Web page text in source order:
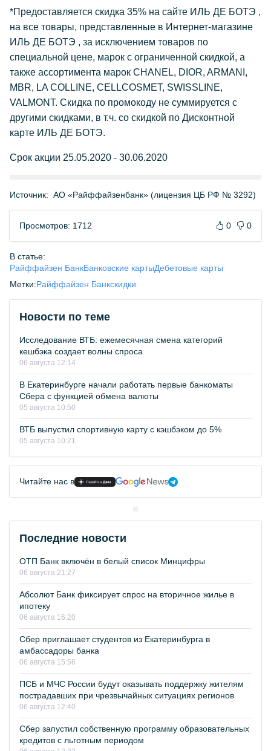
*Предоставляется скидка 35% на сайте ИЛЬ ДЕ БОТЭ ,
на все товары, представленные в Интернет-магазине
ИЛЬ ДЕ БОТЭ , за исключением товаров по
специальной цене, марок с ограниченной скидкой, а
также ассортимента марок CHANEL, DIOR, ARMANI,
MBR, LA COLLINE, CELLCOSMET, SWISSLINE,
VALMONT. Скидка по промокоду не суммируется с
другими скидками, в т.ч. со скидкой по Дисконтной
карте ИЛЬ ДЕ БОТЭ.
Срок акции 25.05.2020 - 30.06.2020
Источник: АО «Райффайзенбанк» (лицензия ЦБ РФ № 3292)
Просмотров: 1712 0 0
В статье:
Райффайзен БанкБанковские картыДебетовые карты
Метки:Райффайзен Банкскидки
Новости по теме
Исследование ВТБ: ежемесячная смена категорий
кешбэка создает волны спроса
06 августа 12:14
В Екатеринбурге начали работать первые банкоматы
Сбера с функцией обмена валюты
05 августа 10:50
ВТБ выпустил спортивную карту с кэшбэком до 5%
05 августа 10:21
Читайте нас в
Последние новости
ОТП Банк включён в белый список Минцифры
06 августа 21:27
Абсолют Банк фиксирует спрос на вторичное жилье в
ипотеку
06 августа 16:20
Сбер приглашает студентов из Екатеринбурга в
амбассадоры банка
06 августа 15:56
ПСБ и МЧС России будут оказывать поддержку жителям
пострадавших при чрезвычайных ситуациях регионов
06 августа 12:40
Сбер запустил собственную программу образовательных
кредитов с льготным периодом